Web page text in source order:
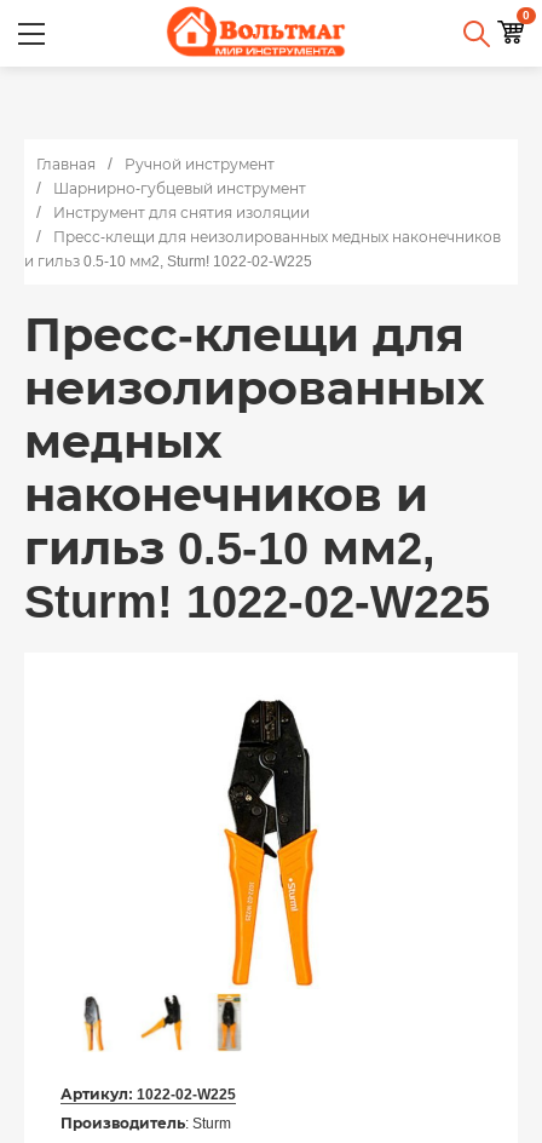
0
Главная
Ручной инструмент
Шарнирно-губцевый инструмент
Инструмент для снятия изоляции
Пресс-клещи для неизолированных медных наконечников
и гильз 0.5-10 мм2, Sturm! 1022-02-W225
Пресс-клещи для
неизолированных
медных
наконечников и
гильз 0.5-10 мм2,
Sturm! 1022-02-W225
Артикул: 1022-02-W225
Производитель: Sturm